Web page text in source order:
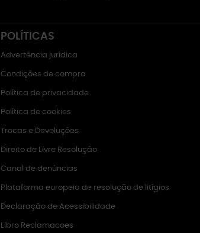
POLÍTICAS
Advertência jurídica
Condições de compra
Política de privacidade
Política de cookies
Trocas e Devoluções
Direito de Livre Resolução
Canal de denúncias
Plataforma europeia de resolução de litígios
Declaração de Acessibilidade
Libro Reclamacoes